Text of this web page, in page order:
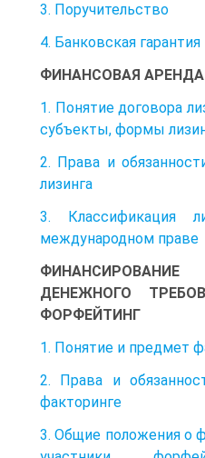
3. Поручительство
4. Банковская гарантия
ФИНАНСОВАЯ
1. Понятие договора
субъекты, формы
2. Права и
лизинга
3. Классификация
международном праве
ДЕНЕЖНОГО
ФОРФЕЙТИНГ
1. Понятие и предмет
2. Права и
факторинге
3. Общие положения о